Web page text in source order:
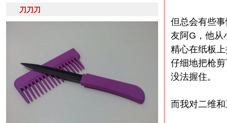
刀刀刀
但总会有些
友阿G，他从
精心在纸板
仔细地把枪
没法握住。
而我对二维